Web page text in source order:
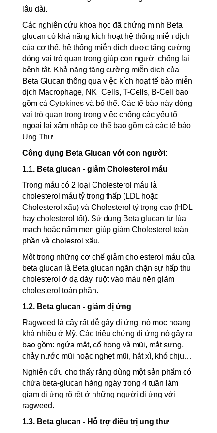
lâu dài.
Các nghiên cứu khoa học đã chứng minh Beta
glucan có khả năng kích hoạt hệ thống miễn dịch
của cơ thể, hệ thống miễn dịch được tăng cường
đóng vai trò quan trọng giúp con người chống lại
bệnh tật. Khả năng tăng cường miễn dịch của
Beta Glucan thông qua việc kích hoạt tế bào miễn
dịch Macrophage, NK_Cells, T-Cells, B-Cell bao
gồm cả Cytokines và bổ thể. Các tế bào này đóng
vai trò quan trọng trong việc chống các yếu tố
ngoại lai xâm nhập cơ thể bao gồm cả các tế bào
Ung Thư.
Công dụng Beta Glucan với con người:
1.1. Beta glucan - giảm Cholesterol máu
Trong máu có 2 loại Cholesterol máu là
cholesterol máu tỷ trọng thấp (LDL hoặc
Cholesterol xấu) và Cholesterol tỷ trọng cao (HDL
hay cholesterol tốt). Sử dụng Beta glucan từ lúa
mạch hoặc nấm men giúp giảm Cholesterol toàn
phần và cholesrol xấu.
Một trong những cơ chế giảm cholesterol máu của
beta glucan là Beta glucan ngăn chặn sự hấp thu
cholesterol ở dạ dày, ruột vào máu nên giảm
cholesterol toàn phần.
1.2. Beta glucan - giảm dị ứng
Ragweed là cây rất dễ gây dị ứng, nó mọc hoang
khá nhiều ở Mỹ. Các triệu chứng dị ứng nó gây ra
bao gồm: ngứa mắt, cổ họng và mũi, mắt sưng,
chảy nước mũi hoặc nghẹt mũi, hắt xì, khó chịu…
Nghiên cứu cho thấy rằng dùng một sản phẩm có
chứa beta-glucan hàng ngày trong 4 tuần làm
giảm dị ứng rõ rệt ở những người dị ứng với
ragweed.
1.3. Beta glucan - Hỗ trợ điều trị ung thư